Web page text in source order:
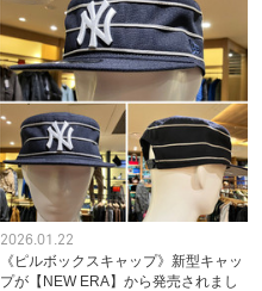
2026.01.22
《ピルボックスキャップ》新型キャッ
プが【NEW ERA】から発売されまし